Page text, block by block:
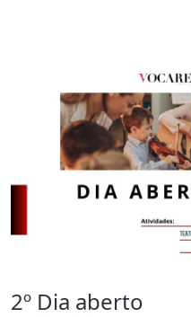
conduzidos para uma
visitam o mundo do
2º Dia aberto